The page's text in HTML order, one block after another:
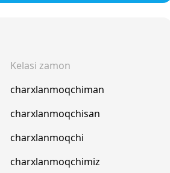
Kelasi zamon
charxlanmoqchiman
charxlanmoqchisan
charxlanmoqchi
charxlanmoqchimiz